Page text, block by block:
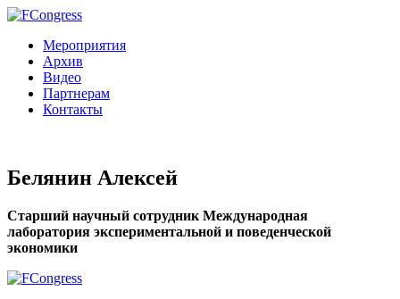
Мероприятия
Архив
Видео
Партнерам
Контакты
Белянин Алексей
Старший научный сотрудник Международная
лаборатория экспериментальной и поведенческой
экономики